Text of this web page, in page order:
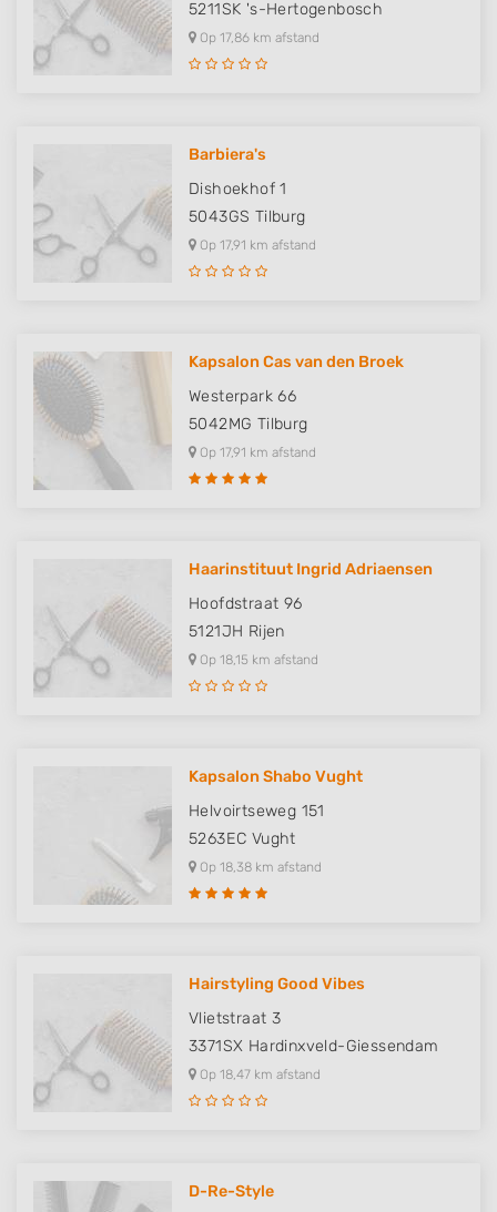
5211SK 's-Hertogenbosch
Op 17,86 km afstand
Barbiera's
Dishoekhof 1
5043GS Tilburg
Op 17,91 km afstand
Kapsalon Cas van den Broek
Westerpark 66
5042MG Tilburg
Op 17,91 km afstand
Haarinstituut Ingrid Adriaensen
Hoofdstraat 96
5121JH Rijen
Op 18,15 km afstand
Kapsalon Shabo Vught
Helvoirtseweg 151
5263EC Vught
Op 18,38 km afstand
Hairstyling Good Vibes
Vlietstraat 3
3371SX Hardinxveld-Giessendam
Op 18,47 km afstand
D-Re-Style
sources
Develop and improve services
Use precise geolocation data
Identify devices based on information
actively requested
Non-IAB processing purposes:
Performance
Functional
Advertising